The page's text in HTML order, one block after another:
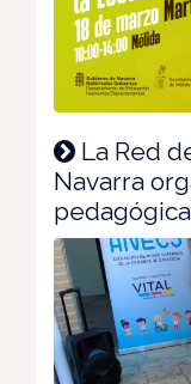
La Red
Navarra